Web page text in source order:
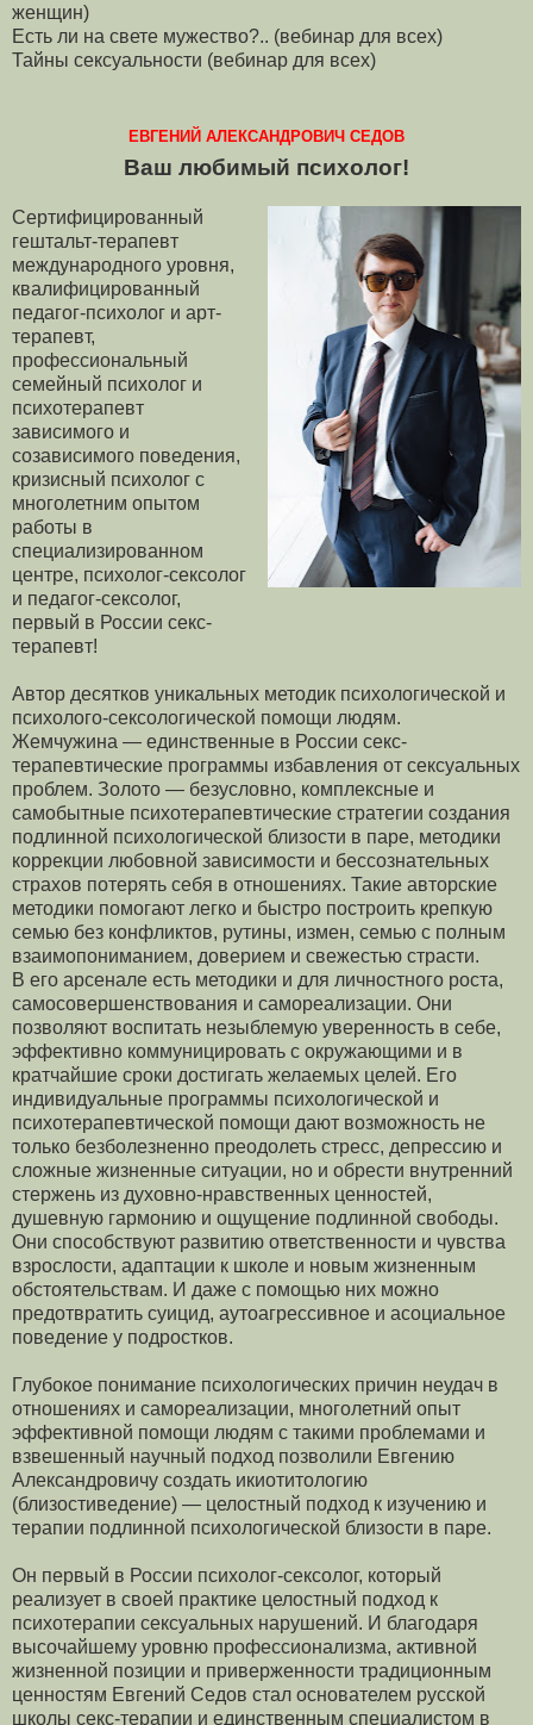
женщин)
Есть ли на свете мужество?.. (вебинар для всех)
Тайны сексуальности (вебинар для всех)
ЕВГЕНИЙ АЛЕКСАНДРОВИЧ СЕДОВ
Ваш любимый психолог!
Сертифицированный
гештальт-терапевт
международного уровня,
квалифицированный
педагог-психолог и арт-
терапевт,
профессиональный
семейный психолог и
психотерапевт
зависимого и
созависимого поведения,
кризисный психолог с
многолетним опытом
работы в
специализированном
центре, психолог-сексолог
и педагог-сексолог,
первый в России секс-
терапевт!
Автор десятков уникальных методик психологической и
психолого-сексологической помощи людям.
Жемчужина — единственные в России секс-
терапевтические программы избавления от сексуальных
проблем. Золото — безусловно, комплексные и
самобытные психотерапевтические стратегии создания
подлинной психологической близости в паре, методики
коррекции любовной зависимости и бессознательных
страхов потерять себя в отношениях. Такие авторские
методики помогают легко и быстро построить крепкую
семью без конфликтов, рутины, измен, семью с полным
взаимопониманием, доверием и свежестью страсти.
В его арсенале есть методики и для личностного роста,
самосовершенствования и самореализации. Они
позволяют воспитать незыблемую уверенность в себе,
эффективно коммуницировать с окружающими и в
кратчайшие сроки достигать желаемых целей. Его
индивидуальные программы психологической и
психотерапевтической помощи дают возможность не
только безболезненно преодолеть стресс, депрессию и
сложные жизненные ситуации, но и обрести внутренний
стержень из духовно-нравственных ценностей,
душевную гармонию и ощущение подлинной свободы.
Они способствуют развитию ответственности и чувства
взрослости, адаптации к школе и новым жизненным
обстоятельствам. И даже с помощью них можно
предотвратить суицид, аутоагрессивное и асоциальное
поведение у подростков.
Глубокое понимание психологических причин неудач в
отношениях и самореализации, многолетний опыт
эффективной помощи людям с такими проблемами и
взвешенный научный подход позволили Евгению
Александровичу создать икиотитологию
(близостиведение) — целостный подход к изучению и
терапии подлинной психологической близости в паре.
Он первый в России психолог-сексолог, который
реализует в своей практике целостный подход к
психотерапии сексуальных нарушений. И благодаря
высочайшему уровню профессионализма, активной
жизненной позиции и приверженности традиционным
ценностям Евгений Седов стал основателем русской
школы секс-терапии и единственным специалистом в